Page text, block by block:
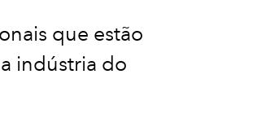
que estão
indústria do